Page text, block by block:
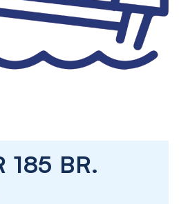
185 BR.